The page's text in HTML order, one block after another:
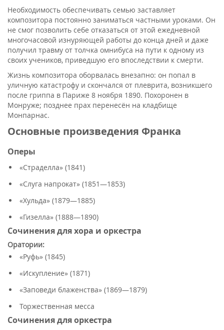
Необходимость обеспечивать семью заставляет
композитора постоянно заниматься частными уроками. Он
не смог позволить себе отказаться от этой ежедневной
многочасовой изнуряющей работы до конца дней и даже
получил травму от толчка омнибуса на пути к одному из
своих учеников, приведшую его впоследствии к смерти.
Жизнь композитора оборвалась внезапно: он попал в
уличную катастрофу и скончался от плеврита, возникшего
после гриппа в Париже 8 ноября 1890. Похоронен в
Монруже; позднее прах перенесён на кладбище
Монпарнас.
Основные произведения Франка
Оперы
«Страделла» (1841)
«Слуга напрокат» (1851—1853)
«Хульда» (1879—1885)
«Гизелла» (1888—1890)
Сочинения для хора и оркестра
Оратории:
«Руфь» (1845)
«Искупление» (1871)
«Заповеди блаженства» (1869—1879)
Торжественная месса
Сочинения для оркестра